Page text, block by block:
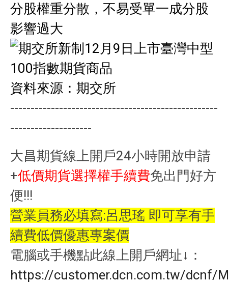
分股權重分散，不易受單一成分股
影響過大
資料來源：期交所
---------------------------------------------------
--------------------
大昌期貨線上開戶24小時開放申請
+低價期貨選擇權手續費免出門好方
便!!!
營業員務必填寫:呂思瑤 即可享有手
續費低價優惠專案價
電腦或手機點此線上開戶網址↓：
https://customer.dcn.com.tw/dcnf/